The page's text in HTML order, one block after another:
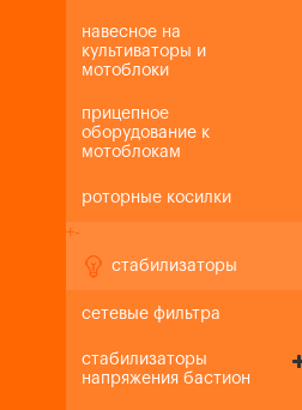
навесное на
культиваторы и
мотоблоки
прицепное
оборудование к
мотоблокам
роторные косилки
+-
стабилизаторы
сетевые фильтра
стабилизаторы
напряжения бастион